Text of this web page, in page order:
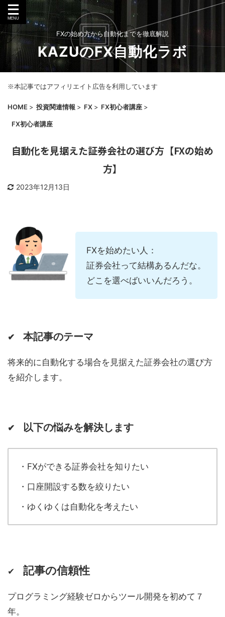
FXの始め方から自動化までを徹底解説
KAZUのFX自動化ラボ
※本記事ではアフィリエイト広告を利用しています
HOME > 投資関連情報 > FX > FX初心者講座 >
FX初心者講座
自動化を見据えた証券会社の選び方【FXの始め
方】
2023年12月13日
FXを始めたい人：
証券会社って結構あるんだな。
どこを選べばいいんだろう。
✔ 本記事のテーマ
将来的に自動化する場合を見据えた証券会社の選び方
を紹介します。
✔ 以下の悩みを解決します
・FXができる証券会社を知りたい
・口座開設する数を絞りたい
・ゆくゆくは自動化を考えたい
✔ 記事の信頼性
プログラミング経験ゼロからツール開発を初めて７
年。